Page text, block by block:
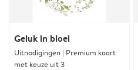
Geluk in bloei
Uitnodigingen | Premium kaart
met keuze uit 3